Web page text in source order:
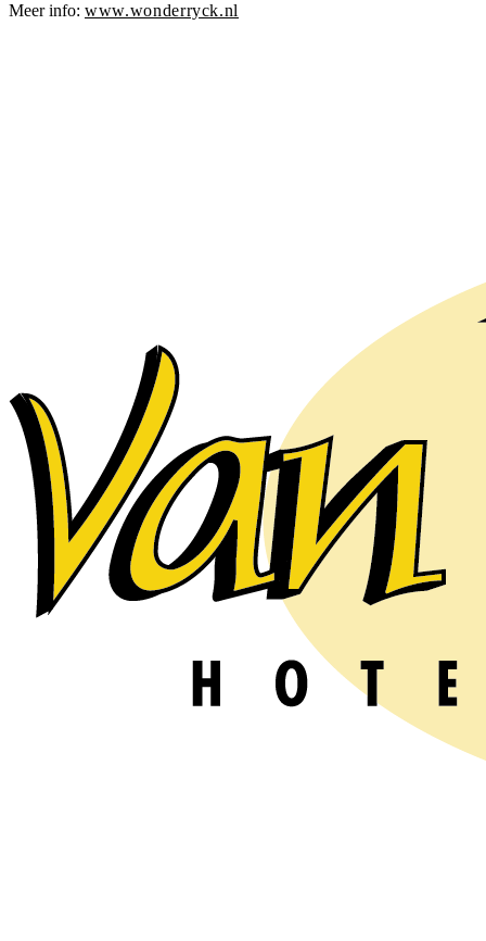
Meer info: www.wonderryck.nl